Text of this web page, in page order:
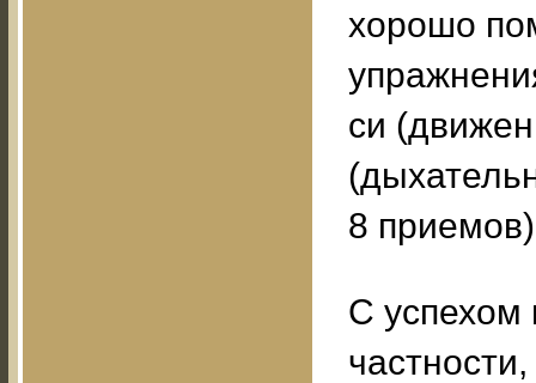
хорошо
си
8
С успехом